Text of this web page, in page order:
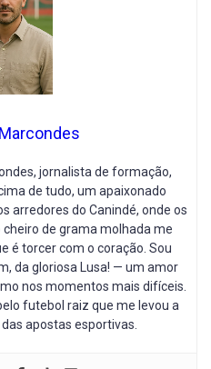
jornalista de formação,
de tudo, um apaixonado
arredores do Canindé, onde os
de grama molhada me
é torcer com o coração. Sou
da gloriosa Lusa! — um amor
nos momentos mais difíceis.
futebol raiz que me levou a
apostas esportivas.